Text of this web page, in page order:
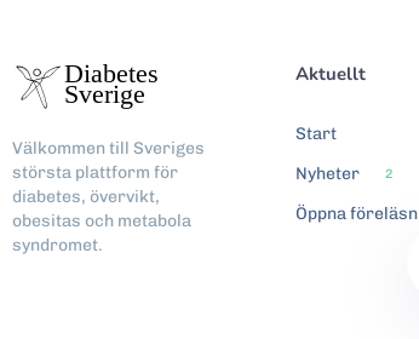
Välkommen till Sveriges
största plattform för
diabetes, övervikt,
obesitas och metabola
syndromet.
Aktuellt
Start
Nyheter
2
Öppna